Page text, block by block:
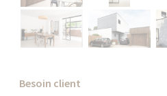
Besoin client